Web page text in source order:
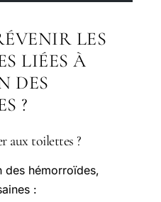
LES
LIÉES À
DES
?
aux toilettes ?
des hémorroïdes,
: